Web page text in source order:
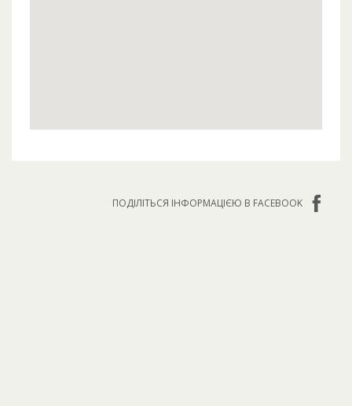
ПОДІЛІТЬСЯ ІНФОРМАЦІЄЮ В FACEBOOK